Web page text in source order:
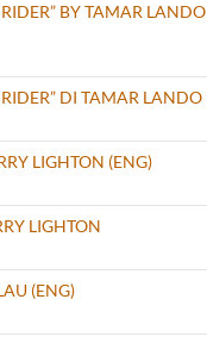
BY TAMAR LANDO
DI TAMAR LANDO
LIGHTON (ENG)
LIGHTON
(ENG)